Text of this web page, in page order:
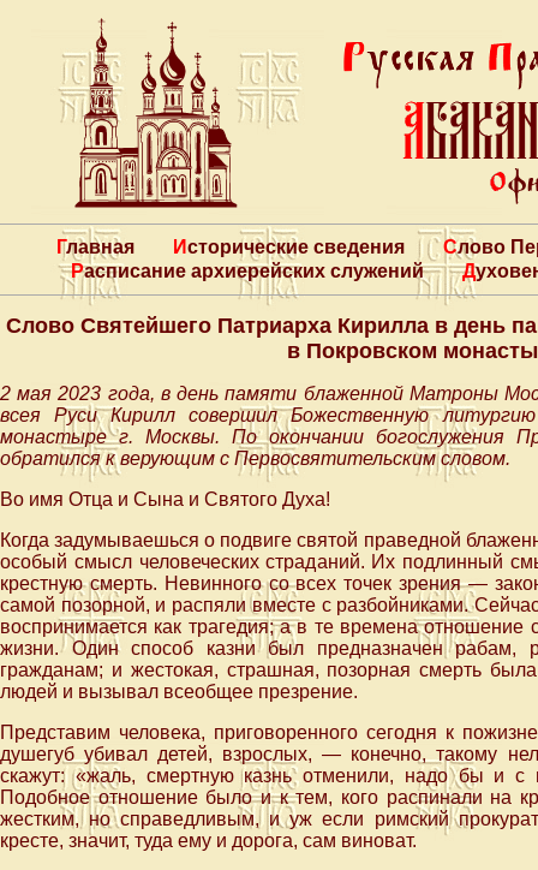
Главная Исторические сведения
Слово
Расписание архиерейских служений
Слово Святейшего Патриарха Кирилла в день
в Покровском
2 мая 2023 года, в день памяти блаженной Матроны
всея Руси Кирилл совершил Божественную
монастыре г. Москвы. По окончании богослужения
обратился к верующим с Первосвятительским словом.
Во имя Отца и Сына и Святого Духа!
Когда задумываешься о подвиге святой праведной
особый смысл человеческих страданий. Их подлинный
крестную смерть. Невинного со всех точек зрения —
самой позорной, и распяли вместе с разбойниками.
воспринимается как трагедия; а в те времена отношение
жизни. Один способ казни был предназначен рабам,
гражданам; и жестокая, страшная, позорная смерть
людей и вызывал всеобщее презрение.
Представим человека, приговоренного сегодня к
душегуб убивал детей, взрослых, — конечно, такому
скажут: «жаль, смертную казнь отменили, надо бы и с
Подобное отношение было и к тем, кого распинали на
жестким, но справедливым, и уж если римский
кресте, значит, туда ему и дорога, сам виноват.